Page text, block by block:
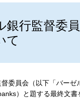
銀行監督委
て
委員会（以下「バー
）と題する最終文書